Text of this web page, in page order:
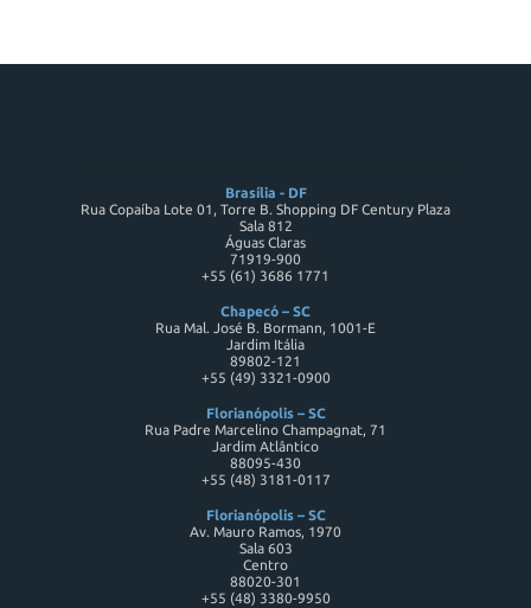
Brasília - DF
Rua Copaíba Lote 01, Torre B. Shopping DF Century Plaza
Sala 812
Águas Claras
71919-900
+55 (61) 3686 1771
Chapecó – SC
Rua Mal. José B. Bormann, 1001-E
Jardim Itália
89802-121
+55 (49) 3321-0900
Florianópolis – SC
Rua Padre Marcelino Champagnat, 71
Jardim Atlântico
88095-430
+55 (48) 3181-0117
Florianópolis – SC
Av. Mauro Ramos, 1970
Sala 603
Centro
88020-301
+55 (48) 3380-9950